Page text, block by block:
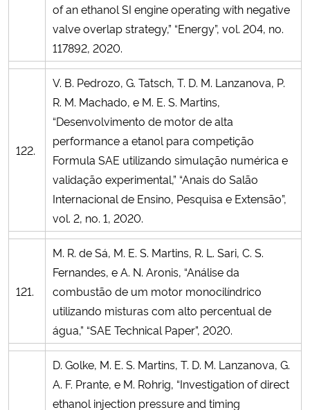
of an ethanol SI engine operating with negative
valve overlap strategy,” “Energy”, vol. 204, no.
117892, 2020.
122.
V. B. Pedrozo, G. Tatsch, T. D. M. Lanzanova, P.
R. M. Machado, e M. E. S. Martins,
“Desenvolvimento de motor de alta
performance a etanol para competição
Formula SAE utilizando simulação numérica e
validação experimental,” “Anais do Salão
Internacional de Ensino, Pesquisa e Extensão”,
vol. 2, no. 1, 2020.
121.
M. R. de Sá, M. E. S. Martins, R. L. Sari, C. S.
Fernandes, e A. N. Aronis, “Análise da
combustão de um motor monocilíndrico
utilizando misturas com alto percentual de
água,” “SAE Technical Paper”, 2020.
D. Golke, M. E. S. Martins, T. D. M. Lanzanova, G.
A. F. Prante, e M. Rohrig, “Investigation of direct
ethanol injection pressure and timing